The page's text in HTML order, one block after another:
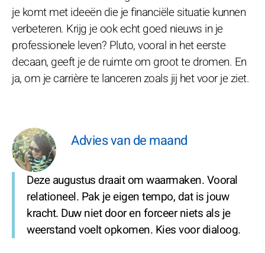
je komt met ideeën die je financiële situatie kunnen
verbeteren. Krijg je ook echt goed nieuws in je
professionele leven? Pluto, vooral in het eerste
decaan, geeft je de ruimte om groot te dromen. En
ja, om je carrière te lanceren zoals jij het voor je ziet.
Advies van de maand
Deze augustus draait om waarmaken. Vooral
relationeel. Pak je eigen tempo, dat is jouw
kracht. Duw niet door en forceer niets als je
weerstand voelt opkomen. Kies voor dialoog.